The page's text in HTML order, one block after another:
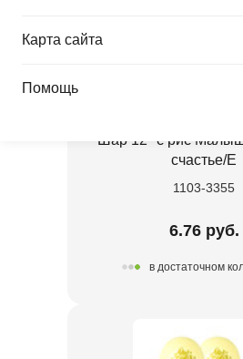
Карта сайта
Помощь
Шар 12" с рис
счастье/E
1103-3355
6.76 руб.
в достаточном